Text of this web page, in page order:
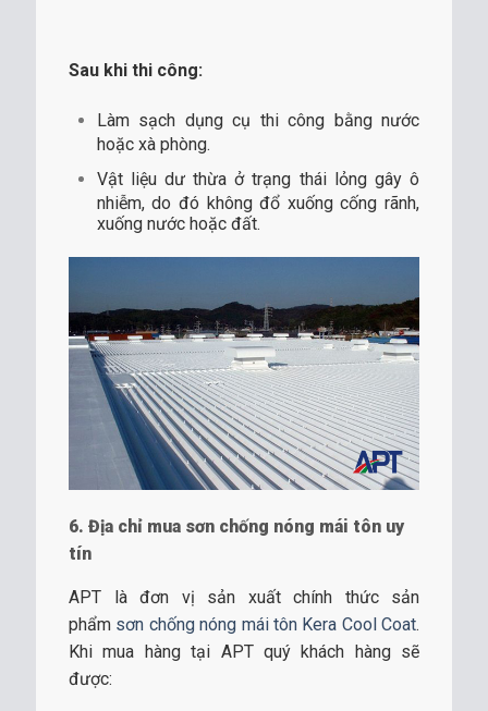
Sau khi thi công:
Làm sạch dụng cụ thi công bằng nước
hoặc xà phòng.
Vật liệu dư thừa ở trạng thái lỏng gây ô
nhiễm, do đó không đổ xuống cống rãnh,
xuống nước hoặc đất.
6. Địa chỉ mua sơn chống nóng mái tôn uy
tín
APT là đơn vị sản xuất chính thức sản
phẩm sơn chống nóng mái tôn Kera Cool Coat.
Khi mua hàng tại APT quý khách hàng sẽ
được: